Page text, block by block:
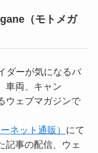
（モトメガ
ダーが気になるバ
車両、キャン
ウェブマガジンで
ネット通販） にて
記事の配信、ウェ